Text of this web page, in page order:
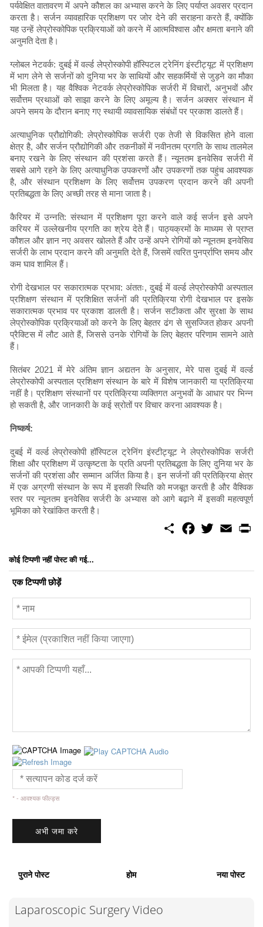
पर्यवेक्षित वातावरण में अपने कौशल का अभ्यास करने के लिए पर्याप्त अवसर प्रदान
करता है। सर्जन व्यावहारिक प्रशिक्षण पर जोर देने की सराहना करते हैं, क्योंकि
यह उन्हें लेप्रोस्कोपिक प्रक्रियाओं को करने में आत्मविश्वास और क्षमता बनाने की
अनुमति देता है।
ग्लोबल नेटवर्क: दुबई में वर्ल्ड लेप्रोस्कोपी हॉस्पिटल ट्रेनिंग इंस्टीट्यूट में प्रशिक्षण
में भाग लेने से सर्जनों को दुनिया भर के साथियों और सहकर्मियों से जुड़ने का मौका
भी मिलता है। यह वैश्विक नेटवर्क लेप्रोस्कोपिक सर्जरी में विचारों, अनुभवों और
सर्वोत्तम प्रथाओं को साझा करने के लिए अमूल्य है। सर्जन अक्सर संस्थान में
अपने समय के दौरान बनाए गए स्थायी व्यावसायिक संबंधों पर प्रकाश डालते हैं।
अत्याधुनिक प्रौद्योगिकी: लेप्रोस्कोपिक सर्जरी एक तेजी से विकसित होने वाला
क्षेत्र है, और सर्जन प्रौद्योगिकी और तकनीकों में नवीनतम प्रगति के साथ तालमेल
बनाए रखने के लिए संस्थान की प्रशंसा करते हैं। न्यूनतम इनवेसिव सर्जरी में
सबसे आगे रहने के लिए अत्याधुनिक उपकरणों और उपकरणों तक पहुंच आवश्यक
है, और संस्थान प्रशिक्षण के लिए सर्वोत्तम उपकरण प्रदान करने की अपनी
प्रतिबद्धता के लिए अच्छी तरह से माना जाता है।
कैरियर में उन्नति: संस्थान में प्रशिक्षण पूरा करने वाले कई सर्जन इसे अपने
करियर में उल्लेखनीय प्रगति का श्रेय देते हैं। पाठ्यक्रमों के माध्यम से प्राप्त
कौशल और ज्ञान नए अवसर खोलते हैं और उन्हें अपने रोगियों को न्यूनतम इनवेसिव
सर्जरी के लाभ प्रदान करने की अनुमति देते हैं, जिसमें त्वरित पुनर्प्राप्ति समय और
कम घाव शामिल हैं।
रोगी देखभाल पर सकारात्मक प्रभाव: अंततः, दुबई में वर्ल्ड लेप्रोस्कोपी अस्पताल
प्रशिक्षण संस्थान में प्रशिक्षित सर्जनों की प्रतिक्रिया रोगी देखभाल पर इसके
सकारात्मक प्रभाव पर प्रकाश डालती है। सर्जन सटीकता और सुरक्षा के साथ
लेप्रोस्कोपिक प्रक्रियाओं को करने के लिए बेहतर ढंग से सुसज्जित होकर अपनी
प्रैक्टिस में लौट आते हैं, जिससे उनके रोगियों के लिए बेहतर परिणाम सामने आते
हैं।
सितंबर 2021 में मेरे अंतिम ज्ञान अद्यतन के अनुसार, मेरे पास दुबई में वर्ल्ड
लेप्रोस्कोपी अस्पताल प्रशिक्षण संस्थान के बारे में विशेष जानकारी या प्रतिक्रिया
नहीं है। प्रशिक्षण संस्थानों पर प्रतिक्रिया व्यक्तिगत अनुभवों के आधार पर भिन्न
हो सकती है, और जानकारी के कई स्रोतों पर विचार करना आवश्यक है।
निष्कर्ष:
दुबई में वर्ल्ड लेप्रोस्कोपी हॉस्पिटल ट्रेनिंग इंस्टीट्यूट ने लेप्रोस्कोपिक सर्जरी
शिक्षा और प्रशिक्षण में उत्कृष्टता के प्रति अपनी प्रतिबद्धता के लिए दुनिया भर के
सर्जनों की प्रशंसा और सम्मान अर्जित किया है। इन सर्जनों की प्रतिक्रिया क्षेत्र
में एक अग्रणी संस्थान के रूप में इसकी स्थिति को मजबूत करती है और वैश्विक
स्तर पर न्यूनतम इनवेसिव सर्जरी के अभ्यास को आगे बढ़ाने में इसकी महत्वपूर्ण
भूमिका को रेखांकित करती है।
S
o
w
e
E
m
कोई टिप्पणी नहीं पोस्ट की गई...
एक टिप्पणी छोड़ें
* - आवश्यक फील्ड्स
पुराने पोस्ट होम नया पोस्ट
Laparoscopic Surgery Video